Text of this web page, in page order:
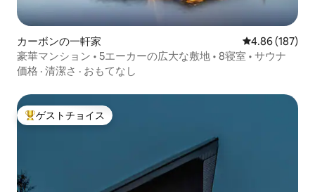
カーボンの一軒家 レビュー187
4.86 (187)
豪華マンション • 5エーカーの広大な敷地 • 8寝室 • サウナ
価格 · 清潔さ · おもてなし
大好評のゲストチョイスです。
ゲストチョイス